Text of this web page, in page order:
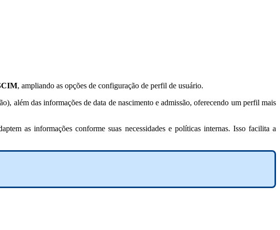
, ampliando as opções de configuração de perfil de usuário.
além das informações de data de nascimento e admissão, oferecendo um perfil mais
as informações conforme suas necessidades e políticas internas. Isso facilita a